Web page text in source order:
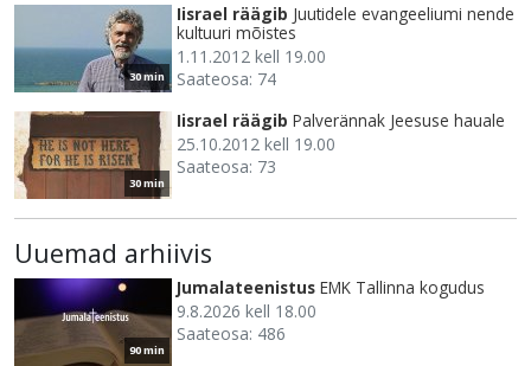
30 min
Iisrael räägib Juutidele evangeeliumi nende
kultuuri mõistes
1.11.2012 kell 19.00
Saateosa: 74
30 min
Iisrael räägib Palverännak Jeesuse hauale
25.10.2012 kell 19.00
Saateosa: 73
Uuemad arhiivis
90 min
Jumalateenistus EMK Tallinna kogudus
9.8.2026 kell 18.00
Saateosa: 486